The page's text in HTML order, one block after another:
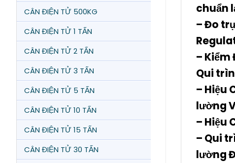
CÂN ĐIỆN TỬ 500KG
CÂN ĐIỆN TỬ 1 TẤN
CÂN ĐIỆN TỬ 2 TẤN
CÂN ĐIỆN TỬ 3 TẤN
CÂN ĐIỆN TỬ 5 TẤN
CÂN ĐIỆN TỬ 10 TẤN
CÂN ĐIỆN TỬ 15 TẤN
CÂN ĐIỆN TỬ 30 TẤN
chuẩn
– Đo
–
Qui
– Hiệu
lường
– Hiệu
– Qui
lường